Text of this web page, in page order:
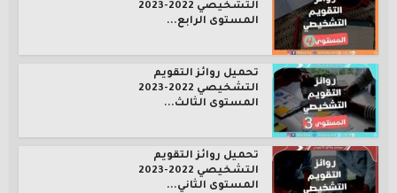
التشخيصي 2022-2023
المستوى الرابع...
تحميل روائز التقويم
التشخيصي 2022-2023
المستوى الثالث...
تحميل روائز التقويم
التشخيصي 2022-2023
المستوى الثاني...